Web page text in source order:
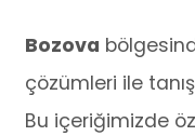
Bozova
çözümleri ile
Bu içeriğimizde